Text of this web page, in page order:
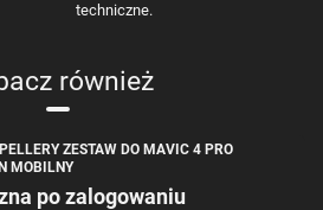
techniczne.
również
ZESTAW DO MAVIC 4 PRO
MOBILNY
po zalogowaniu